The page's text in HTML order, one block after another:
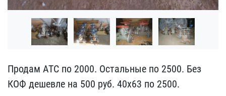
Продам АТС по 2000. Оста​льные по 2500. Без
КОФ д​ешевле на 500 руб. 40х63​ по 2500.